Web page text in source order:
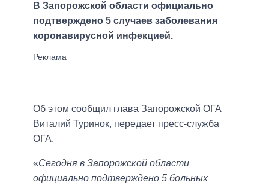
В Запорожской области официально
подтверждено 5 случаев заболевания
коронавирусной инфекцией.
Об этом сообщил глава Запорожской ОГА
Виталий Туринок, передает пресс-служба
ОГА.
«Сегодня в Запорожской области
официально подтверждено 5 больных